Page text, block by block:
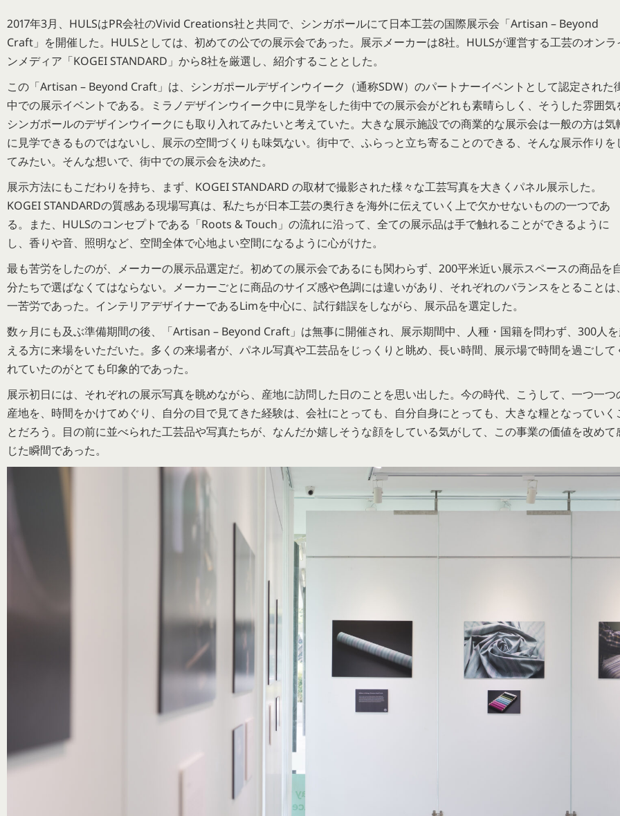
2017年3月、HULSはPR会社のVivid Creations社と共同で、シンガポールにて日本工芸の国際展示会「Artisan – Beyond
Craft」を開催した。HULSとしては、初めての公での展示会であった。展示メーカーは8社。HULSが運営する工芸のオンラ
ンメディア「KOGEI STANDARD」から8社を厳選し、紹介することとした。
この「Artisan – Beyond Craft」は、シンガポールデザインウイーク（通称SDW）のパートナーイベントとして認定された
中での展示イベントである。ミラノデザインウイーク中に見学をした街中での展示会がどれも素晴らしく、そうした雰囲気
シンガポールのデザインウイークにも取り入れてみたいと考えていた。大きな展示施設での商業的な展示会は一般の方は気
に見学できるものではないし、展示の空間づくりも味気ない。街中で、ふらっと立ち寄ることのできる、そんな展示作りを
てみたい。そんな想いで、街中での展示会を決めた。
展示方法にもこだわりを持ち、まず、KOGEI STANDARD の取材で撮影された様々な工芸写真を大きくパネル展示した。
KOGEI STANDARDの質感ある現場写真は、私たちが日本工芸の奥行きを海外に伝えていく上で欠かせないものの一つであ
る。また、HULSのコンセプトである「Roots & Touch」の流れに沿って、全ての展示品は手で触れることができるように
し、香りや音、照明など、空間全体で心地よい空間になるように心がけた。
最も苦労をしたのが、メーカーの展示品選定だ。初めての展示会であるにも関わらず、200平米近い展示スペースの商品を
分たちで選ばなくてはならない。メーカーごとに商品のサイズ感や色調には違いがあり、それぞれのバランスをとることは、
一苦労であった。インテリアデザイナーであるLimを中心に、試行錯誤をしながら、展示品を選定した。
数ヶ月にも及ぶ準備期間の後、「Artisan – Beyond Craft」は無事に開催され、展示期間中、人種・国籍を問わず、300人を
える方に来場をいただいた。多くの来場者が、パネル写真や工芸品をじっくりと眺め、長い時間、展示場で時間を過ごして
れていたのがとても印象的であった。
展示初日には、それぞれの展示写真を眺めながら、産地に訪問した日のことを思い出した。今の時代、こうして、一つ一つ
産地を、時間をかけてめぐり、自分の目で見てきた経験は、会社にとっても、自分自身にとっても、大きな糧となっていく
とだろう。目の前に並べられた工芸品や写真たちが、なんだか嬉しそうな顔をしている気がして、この事業の価値を改めて
じた瞬間であった。